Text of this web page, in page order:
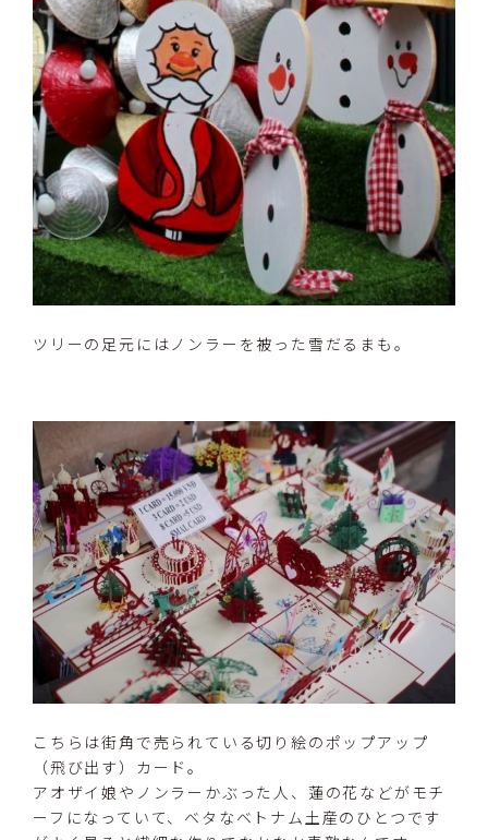
ツリーの足元にはノンラーを被った雪だるまも。
こちらは街角で売られている切り絵のポップアップ
（飛び出す）カード。
アオザイ娘やノンラーかぶった人、蓮の花などがモチ
ーフになっていて、ベタなベトナム土産のひとつです